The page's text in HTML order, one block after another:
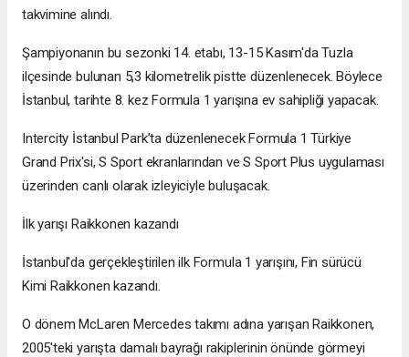
takvimine alındı.
Şampiyonanın bu sezonki 14. etabı, 13-15 Kasım'da Tuzla
ilçesinde bulunan 5,3 kilometrelik pistte düzenlenecek. Böylece
İstanbul, tarihte 8. kez Formula 1 yarışına ev sahipliği yapacak.
Intercity İstanbul Park’ta düzenlenecek Formula 1 Türkiye
Grand Prix'si, S Sport ekranlarından ve S Sport Plus uygulaması
üzerinden canlı olarak izleyiciyle buluşacak.
İlk yarışı Raikkonen kazandı
İstanbul'da gerçekleştirilen ilk Formula 1 yarışını, Fin sürücü
Kimi Raikkonen kazandı.
O dönem McLaren Mercedes takımı adına yarışan Raikkonen,
2005'teki yarışta damalı bayrağı rakiplerinin önünde görmeyi